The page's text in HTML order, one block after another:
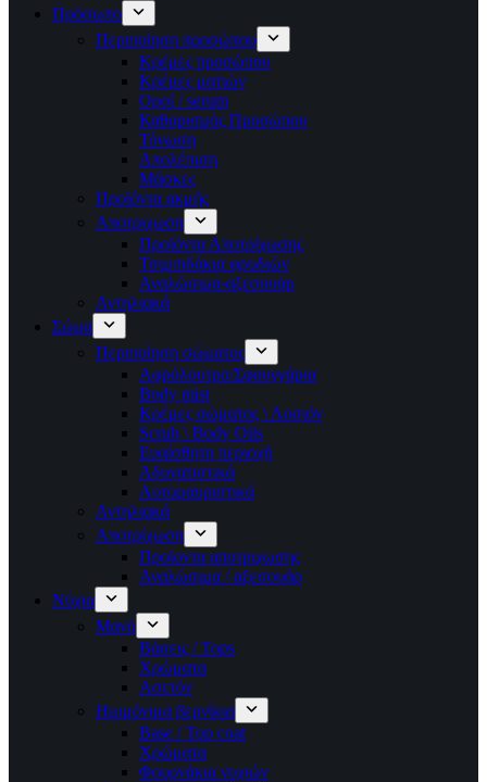
Πρόσωπο
Περιποίηση προσώπου
Κρέμες προσώπου
Κρέμες ματιών
Οροί / serum
Καθαρισμός Προσώπου
Τόνωση
Απολέπιση
Μάσκες
Προϊόντα ακμής
Αποτριχωση
Προϊόντα Αποτρίχωσης
Τσιμπιδάκια φρυδιών
Αναλώσιμα-αξεσουάρ
Αντηλιακά
Σώμα
Περιποίηση σώματος
Αφρόλουτρο/Σφουγγάρια
Body mist
Κρέμες σώματος \ Λοσιόν
Scrub \ Body Oils
Ευαίσθητη περιοχή
Αδυνατιστικά
Αυτομαυριστικά
Αντηλιακά
Αποτρίχωση
Προϊοντα αποτριχωσης
Αναλώσιμα / αξεσουάρ
Νύχια
Μανό
Βάσεις / Tops
Χρώματα
Ασετόν
Ημιμόνιμα βερνίκια
Base / Top coat
Χρώματα
Φουρνάκια νυχιών